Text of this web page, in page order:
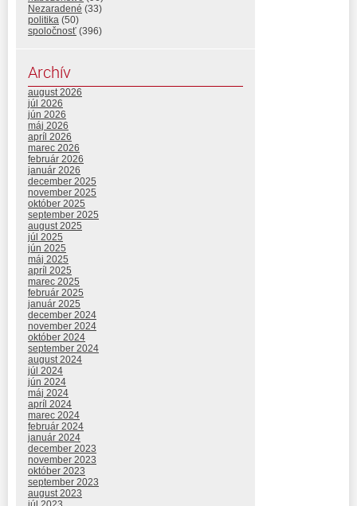
Nezaradené (33)
politika (50)
spoločnosť (396)
Archív
august 2026
júl 2026
jún 2026
máj 2026
apríl 2026
marec 2026
február 2026
január 2026
december 2025
november 2025
október 2025
september 2025
august 2025
júl 2025
jún 2025
máj 2025
apríl 2025
marec 2025
február 2025
január 2025
december 2024
november 2024
október 2024
september 2024
august 2024
júl 2024
jún 2024
máj 2024
apríl 2024
marec 2024
február 2024
január 2024
december 2023
november 2023
október 2023
september 2023
august 2023